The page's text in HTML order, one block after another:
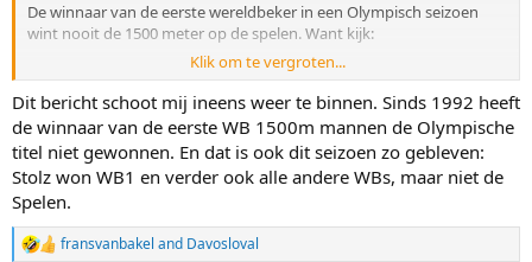
De winnaar van de eerste wereldbeker in een Olympisch seizoen
wint nooit de 1500 meter op de spelen. Want kijk:
Seizoen Winnaar WB1
Winnaar Olympisch
goud
2021/2022
Min-seok Kim
Kjeld Nuis
2017/2018
Denis Yuskov
Kjeld Nuis
2013/2014
Zbigniew Bródka
2009/2010
Shani Davis
Mark Tuitert
2005/2006
Shani Davis
Klik om te vergroten...
Dit bericht schoot mij ineens weer te binnen. Sinds 1992 heeft
de winnaar van de eerste WB 1500m mannen de Olympische
titel niet gewonnen. En dat is ook dit seizoen zo gebleven:
Stolz won WB1 en verder ook alle andere WBs, maar niet de
Spelen.
R
fransvanbakel and Davosloval